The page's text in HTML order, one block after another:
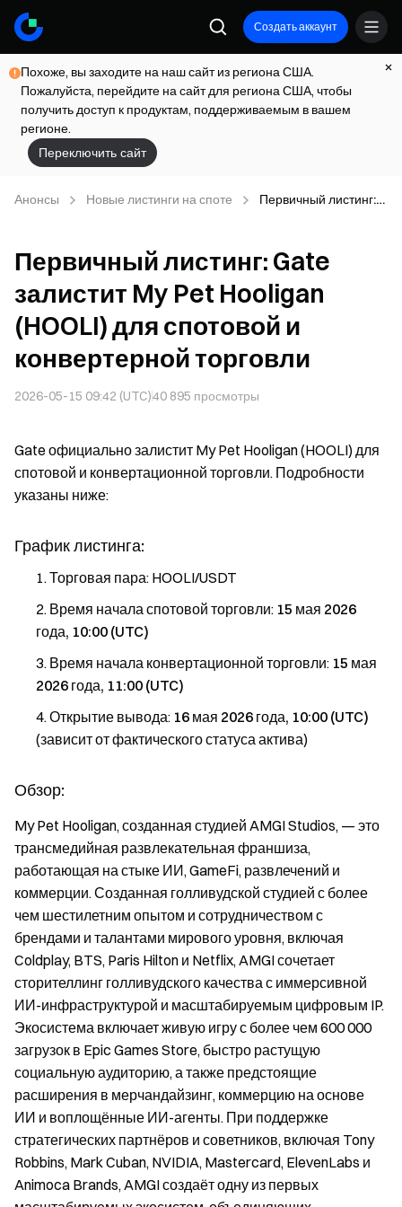
Создать аккаунт
Похоже, вы заходите на наш сайт из региона США.
Пожалуйста, перейдите на сайт для региона США, чтобы
получить доступ к продуктам, поддерживаемым в вашем
регионе.
Переключить сайт
Анонсы Новые листинги на споте
Первичный листинг:
для спотовой и
конвертерной
торговли
Первичный листинг: Gate
залистит My Pet Hooligan
(HOOLI) для спотовой и
конвертерной торговли
2026-05-15 09:42 (UTC)40 895 просмотры
Gate официально залистит My Pet Hooligan (HOOLI) для
спотовой и конвертационной торговли. Подробности
указаны ниже:
График листинга:
Торговая пара: HOOLI/USDT
Время начала спотовой торговли: 15 мая 2026
года, 10:00 (UTC)
Время начала конвертационной торговли: 15 мая
2026 года, 11:00 (UTC)
Открытие вывода: 16 мая 2026 года, 10:00 (UTC)
(зависит от фактического статуса актива)
Обзор:
My Pet Hooligan, созданная студией AMGI Studios, — это
трансмедийная развлекательная франшиза,
работающая на стыке ИИ, GameFi, развлечений и
коммерции. Созданная голливудской студией с более
чем шестилетним опытом и сотрудничеством с
брендами и талантами мирового уровня, включая
Coldplay, BTS, Paris Hilton и Netflix, AMGI сочетает
сторителлинг голливудского качества с иммерсивной
ИИ-инфраструктурой и масштабируемым цифровым IP.
Экосистема включает живую игру с более чем 600 000
загрузок в Epic Games Store, быстро растущую
социальную аудиторию, а также предстоящие
расширения в мерчандайзинг, коммерцию на основе
ИИ и воплощённые ИИ-агенты. При поддержке
стратегических партнёров и советников, включая Tony
Robbins, Mark Cuban, NVIDIA, Mastercard, ElevenLabs и
Animoca Brands, AMGI создаёт одну из первых